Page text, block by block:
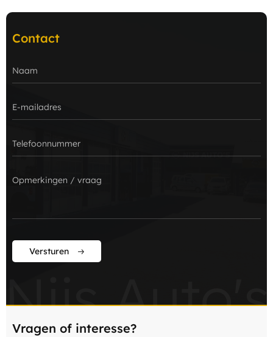
Vragen of interesse?
Contact
Versturen
Nijs Auto's